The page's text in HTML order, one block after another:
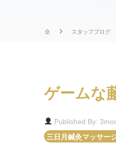
スタッフブログ
ゲームな
Published By:
三日月鍼灸マッサー